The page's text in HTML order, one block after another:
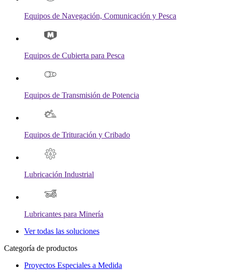
Equipos de Navegación, Comunicación y Pesca
Equipos de Cubierta para Pesca
Equipos de Transmisión de Potencia
Equipos de Trituración y Cribado
Lubricación Industrial
Lubricantes para Minería
Ver todas las soluciones
Categoría de productos
Proyectos Especiales a Medida